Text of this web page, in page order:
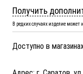
Получить
В редких случаях изделие
Доступно в